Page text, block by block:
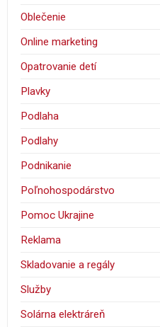
Oblečenie
Online marketing
Opatrovanie detí
Plavky
Podlaha
Podlahy
Podnikanie
Poľnohospodárstvo
Pomoc Ukrajine
Reklama
Skladovanie a regály
Služby
Solárna elektráreň